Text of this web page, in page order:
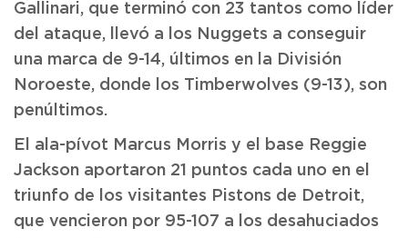
Gallinari, que terminó con 23 tantos como líder
del ataque, llevó a los Nuggets a conseguir
una marca de 9-14, últimos en la División
Noroeste, donde los Timberwolves (9-13), son
penúltimos.
El ala-pívot Marcus Morris y el base Reggie
Jackson aportaron 21 puntos cada uno en el
triunfo de los visitantes Pistons de Detroit,
que vencieron por 95-107 a los desahuciados